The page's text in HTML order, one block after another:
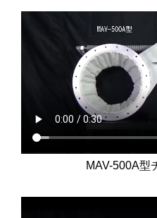
MAV-500A型